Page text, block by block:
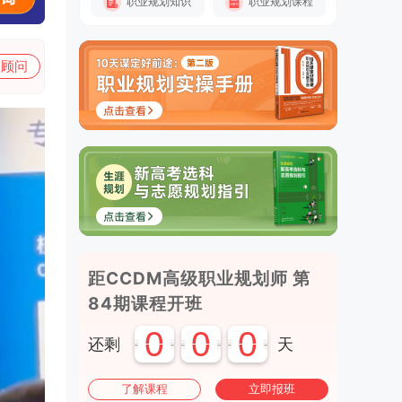
问
距CCDM高级职业规划师 第
84期课程开班
还剩 0 0 0 天
了解课程 立即报班